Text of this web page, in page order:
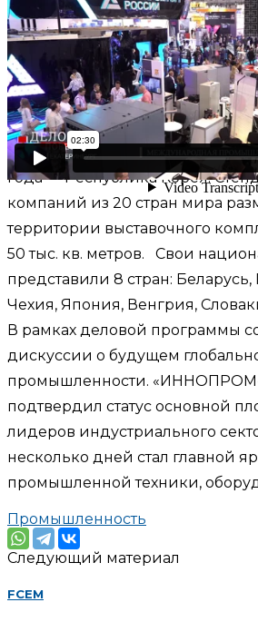
В избранное
Смотреть позже
Международная промышленная
«ИННОПРОМ-2018» прошла в
Екатеринбурге. Главной ее
«Цифровое производство».
года — Республика Корея.
компаний из 20 стран мира
территории выставочного
50 тыс. кв. метров. Свои
представили 8 стран:
Чехия, Япония, Венгрия,
В рамках деловой программы
дискуссии о будущем
промышленности. «ИННОПРОМ-
подтвердил статус основной
лидеров индустриального
несколько дней стал главной
промышленной техники,
Промышленность
Следующий материал
FCEM